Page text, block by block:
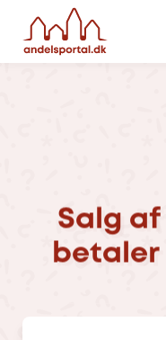
Salg af
betaler